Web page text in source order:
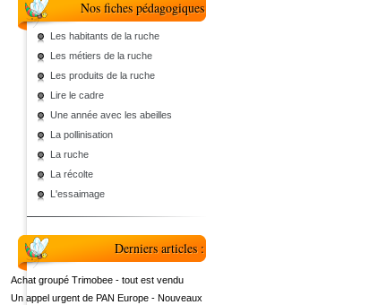
Nos fiches pédagogiques
Les habitants de la ruche
Les métiers de la ruche
Les produits de la ruche
Lire le cadre
Une année avec les abeilles
La pollinisation
La ruche
La récolte
L'essaimage
Derniers articles :
Achat groupé Trimobee - tout est vendu
Un appel urgent de PAN Europe - Nouveaux